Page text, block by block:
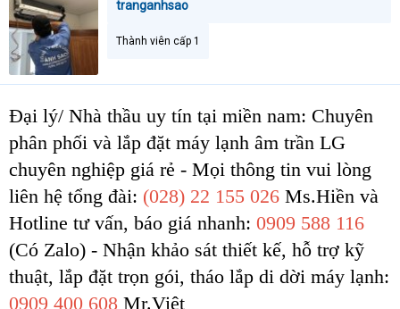
tranganhsao
Thành viên cấp 1
Đại lý/ Nhà thầu uy tín tại miền nam: Chuyên
phân phối và lắp đặt máy lạnh âm trần LG
chuyên nghiệp giá rẻ - Mọi thông tin vui lòng
liên hệ tổng đài: (028) 22 155 026 Ms.Hiền và
Hotline tư vấn, báo giá nhanh: 0909 588 116
(Có Zalo) - Nhận khảo sát thiết kế, hỗ trợ kỹ
thuật, lắp đặt trọn gói, tháo lắp di dời máy lạnh:
0909 400 608 Mr.Việt